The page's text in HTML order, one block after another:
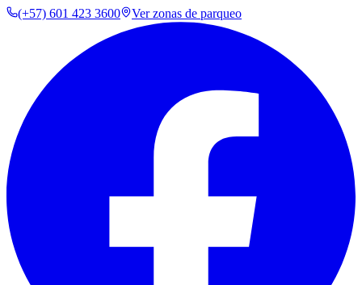
(+57) 601 423 3600 Ver zonas de parqueo